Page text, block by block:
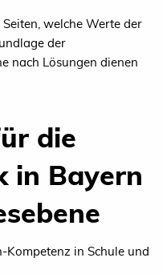
welche Werte der
der
nach Lösungen dienen
die
in Bayern
Kompetenz in Schule und